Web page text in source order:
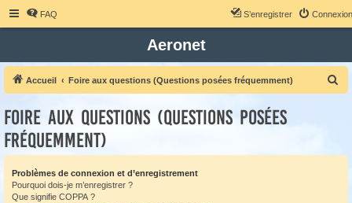
FAQ Connexion
S’enregistrer
Aeronet
Accueil Foire aux questions (Questions posées fréquemment)
e
Foire aux questions (Questions posées
fréquemment)
Problèmes de connexion et d’enregistrement
Pourquoi dois-je m’enregistrer ?
Que signifie COPPA ?